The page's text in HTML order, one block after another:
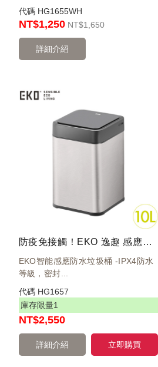
代碼 HG1655WH
NT$1,250 NT$1,650
詳細介紹
防疫免接觸！EKO 逸趣 感應環境桶 10L 灰鋼 EK9208RGMT-10L
EKO智能感應防水垃圾桶 -IPX4防水
等級，密封...
代碼 HG1657
庫存限量1
NT$2,550
立即購買
詳細介紹